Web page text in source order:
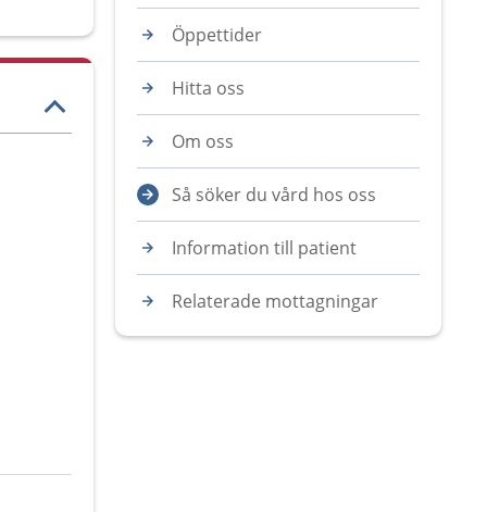
Öppettider
Hitta oss
Om oss
Så söker du vård hos oss
Information till patient
Relaterade mottagningar